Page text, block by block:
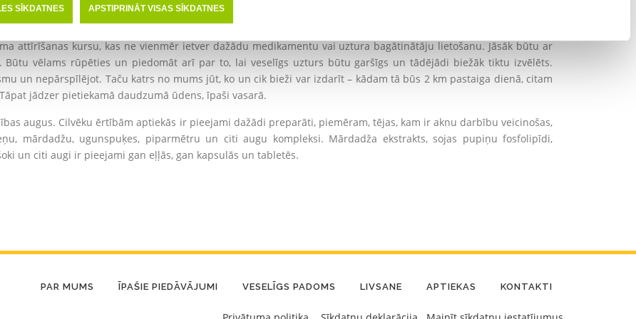
SĪKDATNES APSTIPRINĀT VISAS SĪKDATNES
attīrīšanas kursu, kas ne vienmēr ietver dažādu medikamentu vai uztura bagātinātāju lietošanu. Jāsāk būtu ar
vēlams rūpēties un piedomāt arī par to, lai veselīgs uzturs būtu garšīgs un tādējādi biežāk tiktu izvēlēts.
un nepārspīlējot. Taču katrs no mums jūt, ko un cik bieži var izdarīt – kādam tā būs 2 km pastaiga dienā, citam
jādzer pietiekamā daudzumā ūdens, īpaši vasarā.
augus. Cilvēku ērtībām aptiekās ir pieejami dažādi preparāti, piemēram, tējas, kam ir aknu darbību veicinošas,
mārdadžu, ugunspuķes, piparmētru un citi augu kompleksi. Mārdadža ekstrakts, sojas pupiņu fosfolipīdi,
un citi augi ir pieejami gan eļļās, gan kapsulās un tabletēs.
PAR MUMS ĪPAŠIE PIEDĀVĀJUMI VESELĪGS PADOMS LIVSANE APTIEKAS KONTAKTI